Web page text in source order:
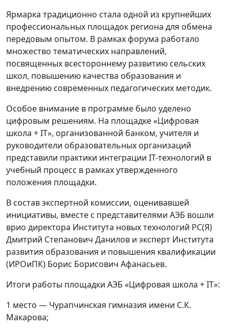
Ярмарка традиционно стала одной из крупнейших
профессиональных площадок региона для обмена
передовым опытом. В рамках форума работало
множество тематических направлений,
посвященных всестороннему развитию сельских
школ, повышению качества образования и
внедрению современных педагогических методик.
Особое внимание в программе было уделено
цифровым решениям. На площадке «Цифровая
школа + IT», организованной банком, учителя и
руководители образовательных организаций
представили практики интеграции IT-технологий в
учебный процесс в рамках утвержденного
положения площадки.
В состав экспертной комиссии, оценивавшей
инициативы, вместе с представителями АЭБ вошли
врио директора Института новых технологий РС(Я)
Дмитрий Степанович Данилов и эксперт Института
развития образования и повышения квалификации
(ИРОиПК) Борис Борисович Афанасьев.
Итоги работы площадки АЭБ «Цифровая школа + IT»:
1 место — Чурапчинская гимназия имени С.К.
Макарова;